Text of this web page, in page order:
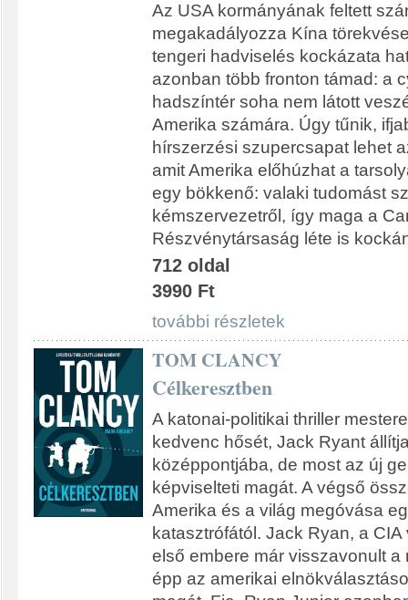
Az USA kormányának feltett
megakadályozza Kína
tengeri hadviselés kockázata
azonban több fronton támad: a
hadszíntér soha nem látott
Amerika számára. Úgy tűnik,
hírszerzési szupercsapat lehet
amit Amerika előhúzhat a
egy bökkenő: valaki tudomást
kémszervezetről, így maga a
Részvénytársaság léte is
712 oldal
3990 Ft
további részletek
TOM CLANCY
Célkeresztben
A katonai-politikai thriller
kedvenc hősét, Jack Ryant
középpontjába, de most az új
képviselteti magát. A végső
Amerika és a világ megóvása
katasztrófától. Jack Ryan, a CIA
első embere már visszavonult a
épp az amerikai